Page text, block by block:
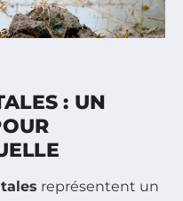
: UN
représentent un